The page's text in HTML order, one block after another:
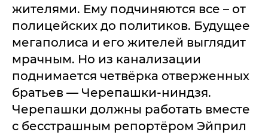
жителями. Ему подчиняются все – от
полицейских до политиков. Будущее
мегаполиса и его жителей выглядит
мрачным. Но из канализации
поднимается четвёрка отверженных
братьев — Черепашки-ниндзя.
Черепашки должны работать вместе
с бесстрашным репортёром Эйприл